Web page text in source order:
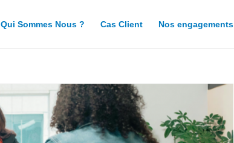
Qui Sommes Nous ? Cas Client Nos engagements